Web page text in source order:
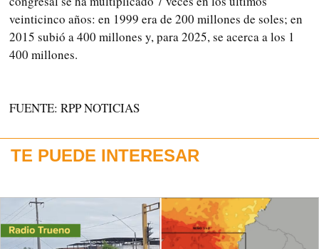
veinticinco años: en 1999 era de 200 millones de soles; en
2015 subió a 400 millones y, para 2025, se acerca a los 1
400 millones.
FUENTE: RPP NOTICIAS
TE PUEDE INTERESAR